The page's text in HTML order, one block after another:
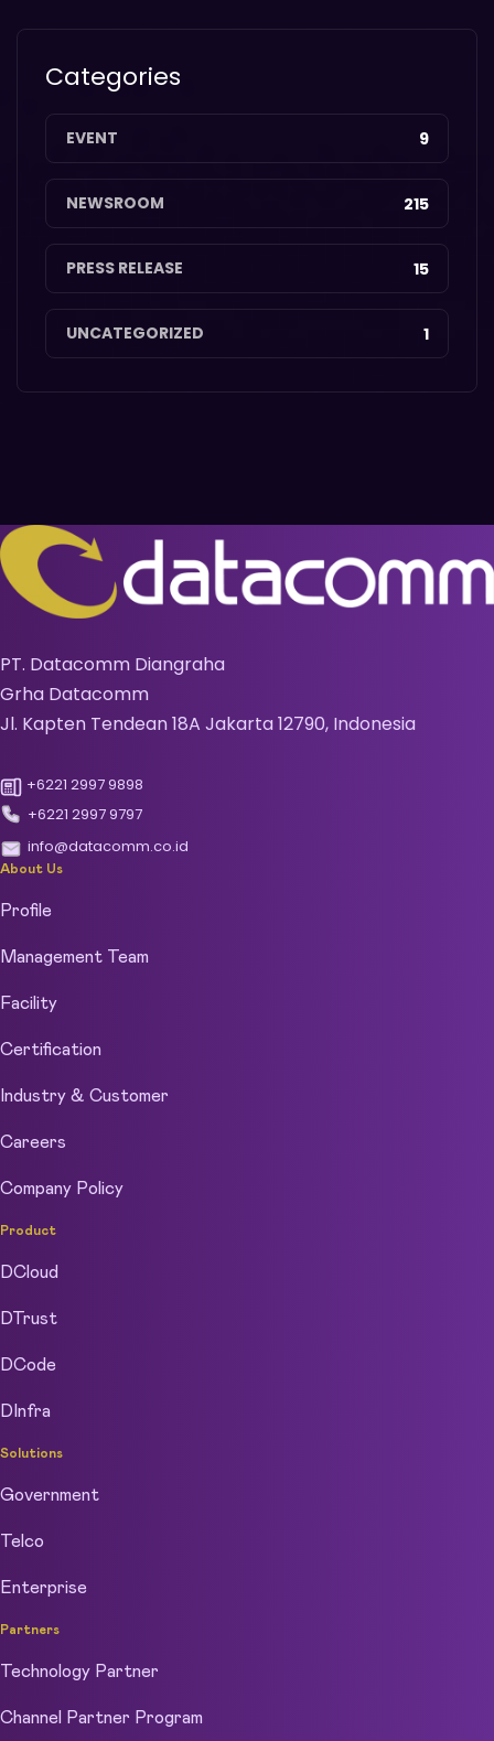
Categories
EVENT 9
NEWSROOM 215
PRESS RELEASE 15
UNCATEGORIZED 1
PT. Datacomm Diangraha
Grha Datacomm
Jl. Kapten Tendean 18A Jakarta 12790, Indonesia
+6221 2997 9898
+6221 2997 9797
info@datacomm.co.id
About Us
Profile
Management Team
Facility
Certification
Industry & Customer
Careers
Company Policy
Product
DCloud
DTrust
DCode
DInfra
Solutions
Government
Telco
Enterprise
Partners
Technology Partner
Channel Partner Program